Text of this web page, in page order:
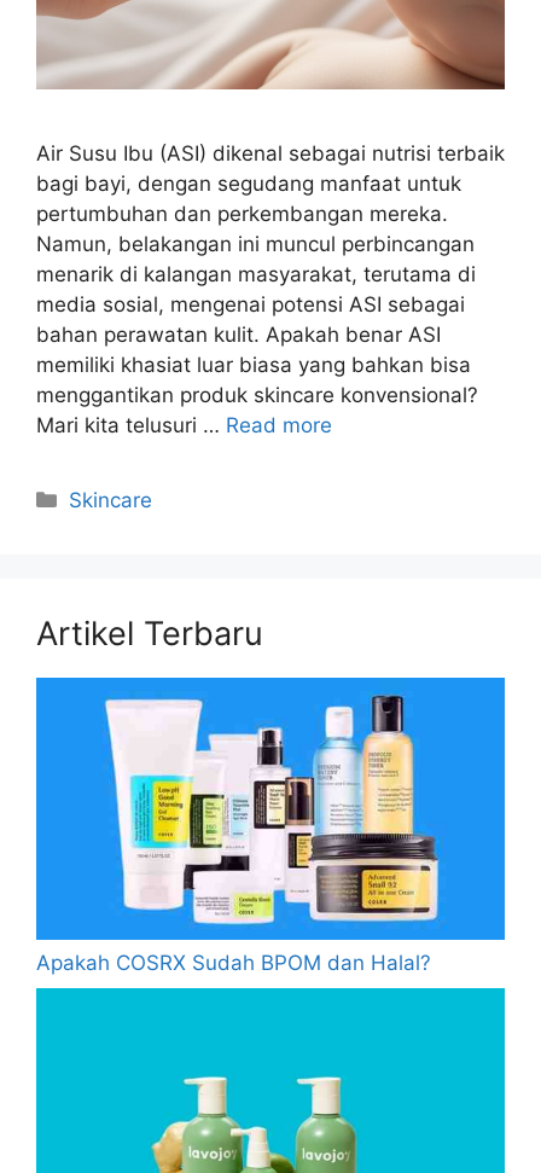
Air Susu Ibu (ASI) dikenal sebagai nutrisi terbaik
bagi bayi, dengan segudang manfaat untuk
pertumbuhan dan perkembangan mereka.
Namun, belakangan ini muncul perbincangan
menarik di kalangan masyarakat, terutama di
media sosial, mengenai potensi ASI sebagai
bahan perawatan kulit. Apakah benar ASI
memiliki khasiat luar biasa yang bahkan bisa
menggantikan produk skincare konvensional?
Mari kita telusuri … Read more
Kategori
Skincare
Artikel Terbaru
Apakah COSRX Sudah BPOM dan Halal?